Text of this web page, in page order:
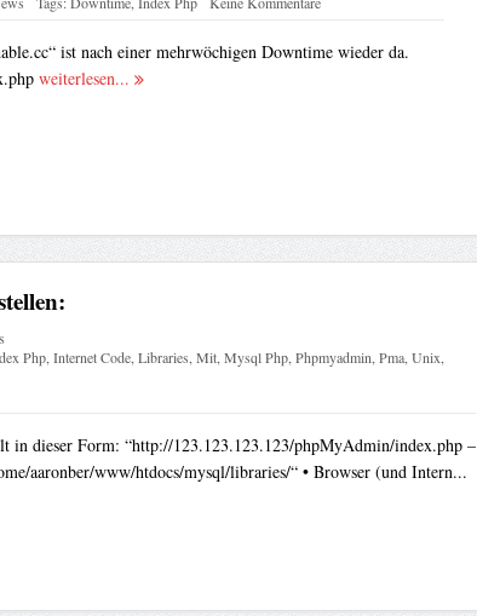
ist nach einer mehrwöchigen Downtime wieder da.
weiterlesen...
Php,Internet Code,Libraries,Mit,Mysql Php,Phpmyadmin,Pma,Unix,
in dieser Form: “http://123.123.123.123/phpMyAdmin/index.php –
aaronber/www/htdocs/mysql/libraries/“ • Browser (und Intern...